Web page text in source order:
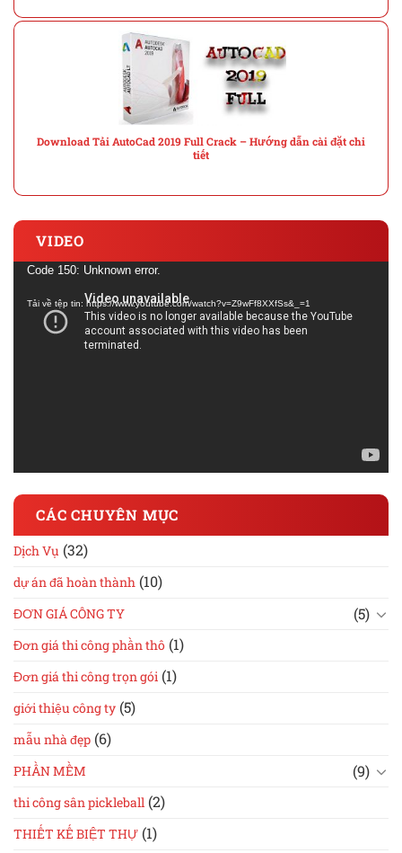
Download Tải AutoCad 2019 Full Crack – Hướng dẫn cài đặt chi
tiết
VIDEO
Trình
Video
Code 150: Unknown error.
Tải về tệp tin: https://www.youtube.com/watch?v=Z9wFf8XXfSs&_=1
CÁC CHUYÊN MỤC
Dịch Vụ (32)
dự án đã hoàn thành (10)
ĐƠN GIÁ CÔNG TY (5)
Đơn giá thi công phần thô (1)
Đơn giá thi công trọn gói (1)
giới thiệu công ty (5)
mẫu nhà đẹp (6)
PHẦN MỀM (9)
thi công sân pickleball (2)
THIẾT KẾ BIỆT THỰ (1)